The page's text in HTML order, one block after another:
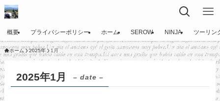
概要 プライバシーポリシー ホーム SEROW NINJA ツーリン
ホーム 2025年 1月
2025年1月 – date –